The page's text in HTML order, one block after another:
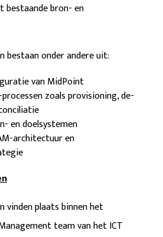
bestaande bron- en
bestaan onder andere uit:
van MidPoint
zoals provisioning, de-
en doelsystemen
architectuur en
vinden plaats binnen het
team van het ICT